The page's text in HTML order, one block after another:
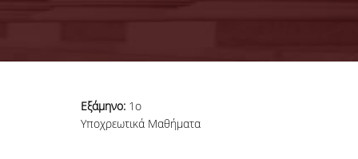
Εξάμηνο: 1ο
Υποχρεωτικά Μαθήματα